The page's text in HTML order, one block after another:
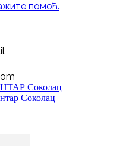
помоћ.
Соколац